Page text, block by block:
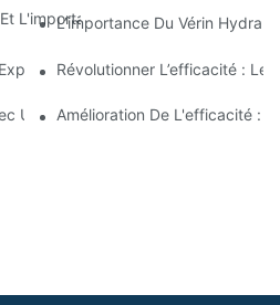
L'importance Des Vérins
L’importance Du Vérin
Du Cylindre Télescopique
Révolutionner L’efficacité : Le
Un Vérin Hydraulique Télescopique
Amélioration De L'efficacité :